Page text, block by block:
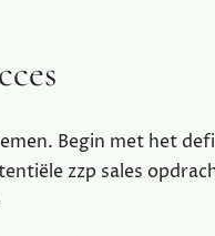
Begin met het
zzp sales